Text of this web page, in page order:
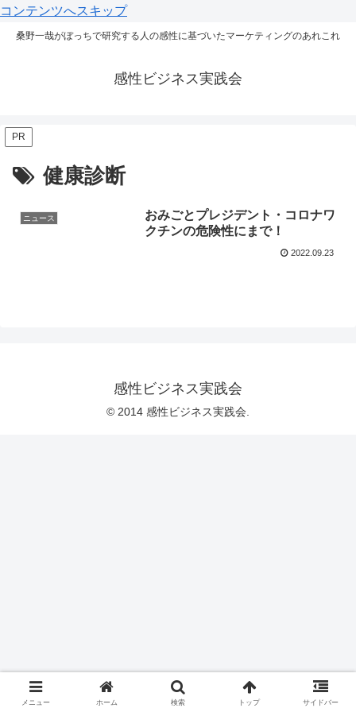
コンテンツへスキップ
桑野一哉がぼっちで研究する人の感性に基づいたマーケティングのあれこれ
感性ビジネス実践会
PR
健康診断
ニュース
おみごとプレジデント・コロナワ
クチンの危険性にまで！
2022.09.23
感性ビジネス実践会
© 2014 感性ビジネス実践会.
メニュー ホーム 検索 トップ サイドバー